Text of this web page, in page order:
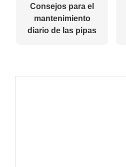
Consejos para el
mantenimiento
diario de las pipas